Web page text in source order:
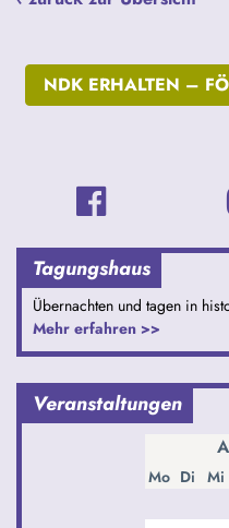
NDK ERHALTEN –
Tagungshaus
Übernachten und tagen in
Mehr erfahren >>
Veranstaltungen
Mo Di Mi